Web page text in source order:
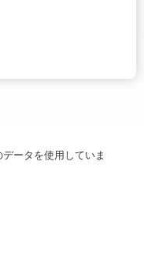
ータを使用していま